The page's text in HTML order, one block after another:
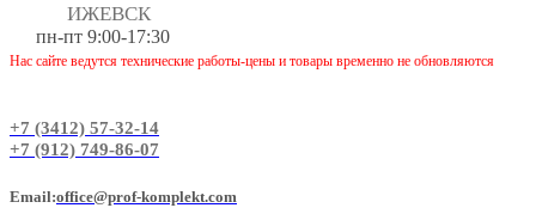
ИЖЕВСК
пн-пт 9:00-17:30
Нас сайте ведутся технические работы-цены и товары временно не обновляются
+7 (3412) 57-32-14
+7 (912) 749-86-07
Еmail:office@prof-komplekt.com